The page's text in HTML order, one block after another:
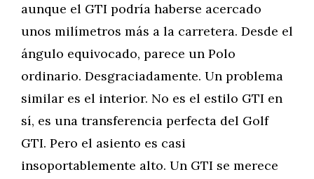
aunque el GTI podría haberse acercado
unos milímetros más a la carretera. Desde el
ángulo equivocado, parece un Polo
ordinario. Desgraciadamente. Un problema
similar es el interior. No es el estilo GTI en
sí, es una transferencia perfecta del Golf
GTI. Pero el asiento es casi
insoportablemente alto. Un GTI se merece